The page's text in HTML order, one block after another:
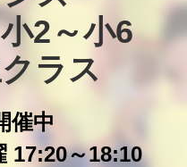
2～小6
ラス
催中
17:20～18:10